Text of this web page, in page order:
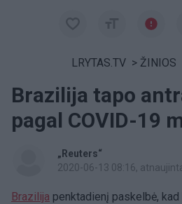
LRYTAS.TV > ŽINIOS
Brazilija tapo
pagal COVID-19
„Reuters“
2020-06-13 08:16,
Brazilija penktadienį paskelbė,